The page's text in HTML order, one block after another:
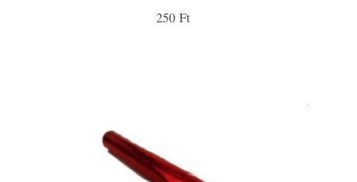
250 Ft